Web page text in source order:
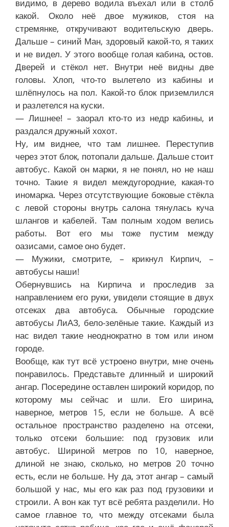
видимо, в дерево водила въехал или в столб
какой. Около неё двое мужиков, стоя на
стремянке, откручивают водительскую дверь.
Дальше – синий Ман, здоровый какой-то, я таких
и не видел. У этого вообще голая кабина, остов.
Дверей и стёкол нет. Внутри неё видны две
головы. Хлоп, что-то вылетело из кабины и
шлёпнулось на пол. Какой-то блок приземлился
и разлетелся на куски.
— Лишнее! – заорал кто-то из недр кабины, и
раздался дружный хохот.
Ну, им виднее, что там лишнее. Переступив
через этот блок, потопали дальше. Дальше стоит
автобус. Какой он марки, я не понял, но не наш
точно. Такие я видел междугородние, какая-то
иномарка. Через отсутствующие боковые стёкла
с левой стороны внутрь салона тянулась куча
шлангов и кабелей. Там полным ходом велись
работы. Вот его мы тоже пустим между
оазисами, самое оно будет.
— Мужики, смотрите, – крикнул Кирпич, –
автобусы наши!
Обернувшись на Кирпича и проследив за
направлением его руки, увидели стоящие в двух
отсеках два автобуса. Обычные городские
автобусы ЛиАЗ, бело-зелёные такие. Каждый из
нас видел такие неоднократно в том или ином
городе.
Вообще, как тут всё устроено внутри, мне очень
понравилось. Представьте длинный и широкий
ангар. Посередине оставлен широкий коридор, по
которому мы сейчас и шли. Его ширина,
наверное, метров 15, если не больше. А всё
остальное пространство разделено на отсеки,
только отсеки большие: под грузовик или
автобус. Шириной метров по 10, наверное,
длиной не знаю, сколько, но метров 20 точно
есть, если не больше. Ну да, этот ангар – самый
большой у нас, мы его как раз под грузовики и
строили. А вон как тут всё ребята разделили. Но
самое главное то, что между отсеками была